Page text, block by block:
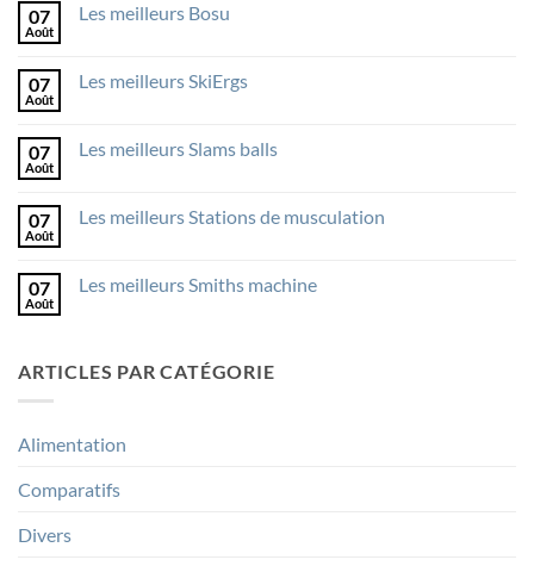
07
Août
Les meilleurs Bosu
Les
07
Août
Les meilleurs SkiErgs
Les
07
Août
Les meilleurs Slams balls
Les
07
Août
Les meilleurs Stations de musculation
Les
07
Août
Les meilleurs Smiths machine
meilleurs
ARTICLES PAR CATÉGORIE
Alimentation
Comparatifs
Divers